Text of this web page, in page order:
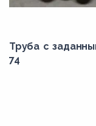
Труба с
74